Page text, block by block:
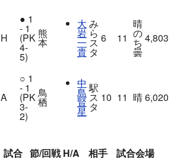
H
● 1
- 1
(PK
4-
5)
熊
本
大
岩
一
貴
み
ら
ス
タ
6 11
晴
の
ち
曇
4,803
A
○ 1
- 1
(PK
3-
2)
鳥
栖
中
島
賢
星
駅
ス
タ
10 11 晴6,020
試合 節/回戦 H/A 相手
試合会場